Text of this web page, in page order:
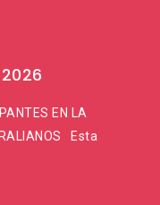
EN LA
Esta